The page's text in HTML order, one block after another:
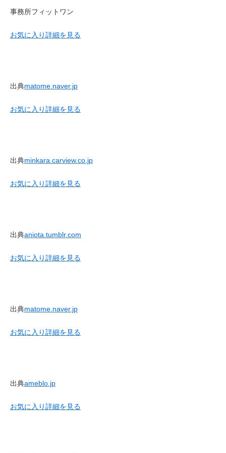
事務所フィットワン
お気に入り詳細を見る
出典matome.naver.jp
お気に入り詳細を見る
出典minkara.carview.co.jp
お気に入り詳細を見る
出典aniota.tumblr.com
お気に入り詳細を見る
出典matome.naver.jp
お気に入り詳細を見る
出典ameblo.jp
お気に入り詳細を見る